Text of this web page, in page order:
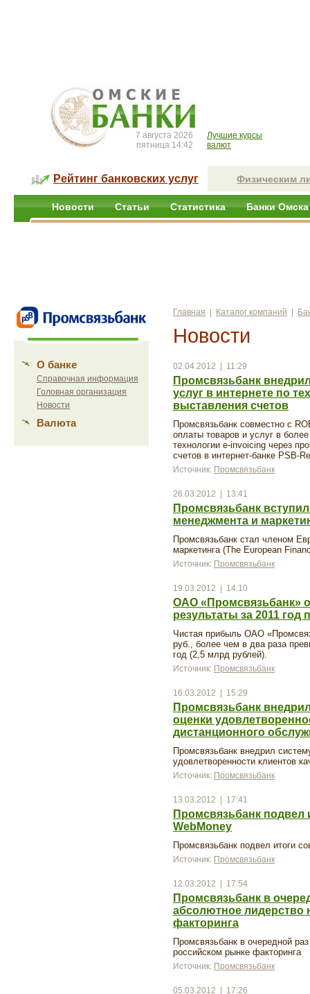
7 августа 2026
пятница 14:42
Лучшие курсы
валют
Рейтинг банковских услуг Физическим
Новости Статьи Статистика Банки Омска
О банке
Справочная информация
Головная организация
Новости
Валюта
Главная Каталог компаний
Новости
02.04.2012 | 11:29
Промсвязьбанк
услуг в интернете по
выставления счетов
Промсвязьбанк совместно с
оплаты товаров и услуг в
технологии e-invoicing через
счетов в интернет-банке PSB-
Источник: Промсвязьбанк
26.03.2012 | 13:41
Промсвязьбанк
менеджмента и
Промсвязьбанк стал членом
маркетинга (The European
Источник: Промсвязьбанк
19.03.2012 | 14:10
ОАО «Промсвязьбанк»
результаты за 2011
Чистая прибыль ОАО
руб., более чем в два раза
год (2,5 млрд рублей).
Источник: Промсвязьбанк
16.03.2012 | 15:29
Промсвязьбанк
оценки
дистанционного
Промсвязьбанк внедрил
удовлетворенности клиентов
Источник: Промсвязьбанк
13.03.2012 | 17:41
Промсвязьбанк подвел
WebMoney
Промсвязьбанк подвел итоги
Источник: Промсвязьбанк
12.03.2012 | 17:54
Промсвязьбанк в
абсолютное лидерство
факторинга
Промсвязьбанк в очередной
российском рынке факторинга
Источник: Промсвязьбанк
05.03.2012 | 17:26